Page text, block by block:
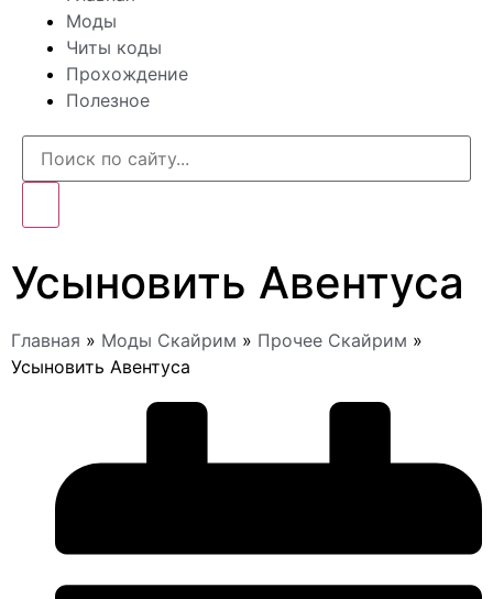
Моды
Читы коды
Прохождение
Полезное
Усыновить Авентуса
Главная » Моды Скайрим » Прочее Скайрим »
Усыновить Авентуса